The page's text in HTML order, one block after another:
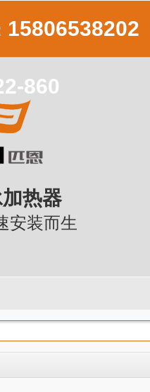
15806538202
860
热器
安装而生